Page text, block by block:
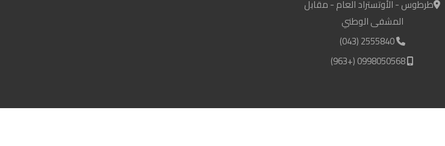
طرطوس - الأوتستراد العام - مقابل
المشفى الوطني
2555840 (043)
0998050568 (+963)